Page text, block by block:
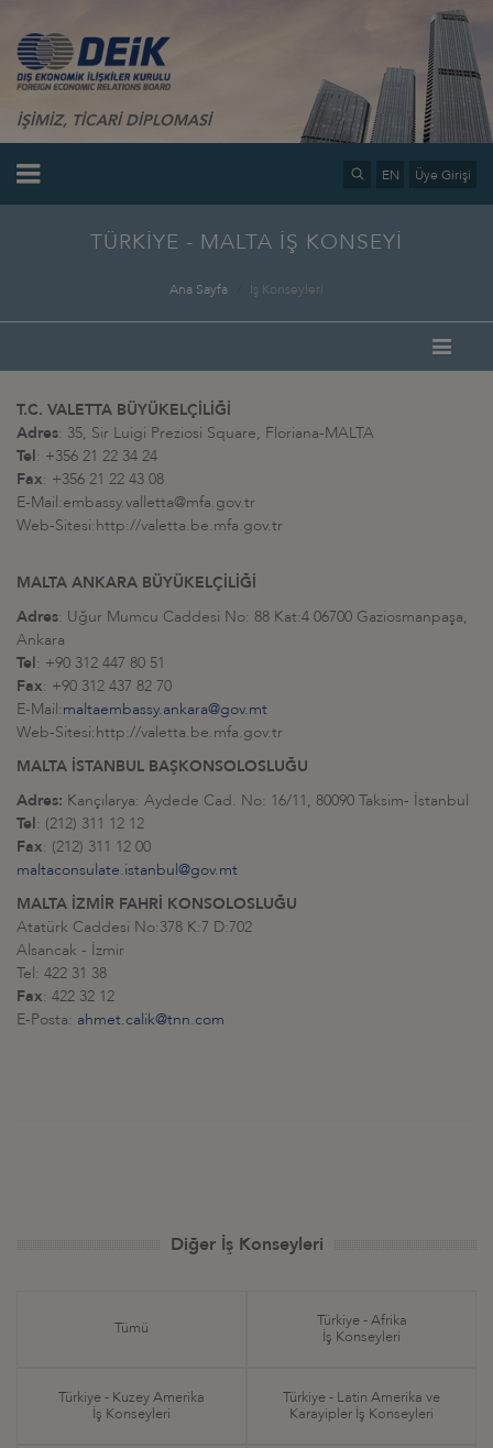
İŞİMİZ, TİCARİ DİPLOMASİ
EN Üye Girişi
TÜRKİYE - MALTA İŞ KONSEYİ
Ana Sayfa İş Konseyleri
T.C. VALETTA BÜYÜKELÇİLİĞİ
Adres: 35, Sir Luigi Preziosi Square, Floriana-MALTA
Tel: +356 21 22 34 24
Fax: +356 21 22 43 08
E-Mail:embassy.valletta@mfa.gov.tr
Web-Sitesi:http://valetta.be.mfa.gov.tr
MALTA ANKARA BÜYÜKELÇİLİĞİ
Adres: Uğur Mumcu Caddesi No: 88 Kat:4 06700 Gaziosmanpaşa,
Ankara
Tel: +90 312 447 80 51
Fax: +90 312 437 82 70
E-Mail:maltaembassy.ankara@gov.mt
Web-Sitesi:http://valetta.be.mfa.gov.tr
MALTA İSTANBUL BAŞKONSOLOSLUĞU
Adres: Kançılarya: Aydede Cad. No: 16/11, 80090 Taksim- İstanbul
Tel: (212) 311 12 12
Fax: (212) 311 12 00
maltaconsulate.istanbul@gov.mt
MALTA İZMİR FAHRİ KONSOLOSLUĞU
Atatürk Caddesi No:378 K:7 D:702
Alsancak - İzmir
Tel: 422 31 38
Fax: 422 32 12
E-Posta: ahmet.calik@tnn.com
Diğer İş Konseyleri
Tümü
Türkiye - Afrika
İş Konseyleri
Türkiye - Kuzey Amerika
İş Konseyleri
Türkiye - Latin Amerika ve
Karayipler İş Konseyleri